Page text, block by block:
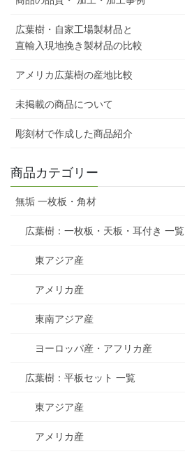
広葉樹・自家工場製材品と
直輸入現地挽き製材品の比較
アメリカ広葉樹の産地比較
未掲載の商品について
彫刻材で作成した商品紹介
商品カテゴリー
無垢 一枚板・角材
広葉樹：一枚板・天板・耳付き 一覧
東アジア産
アメリカ産
東南アジア産
ヨーロッパ産・アフリカ産
広葉樹：平板セット 一覧
東アジア産
アメリカ産